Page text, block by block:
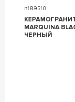
n189510
КЕРАМОГРАНИТ
MARQUINA
ЧЕРНЫЙ